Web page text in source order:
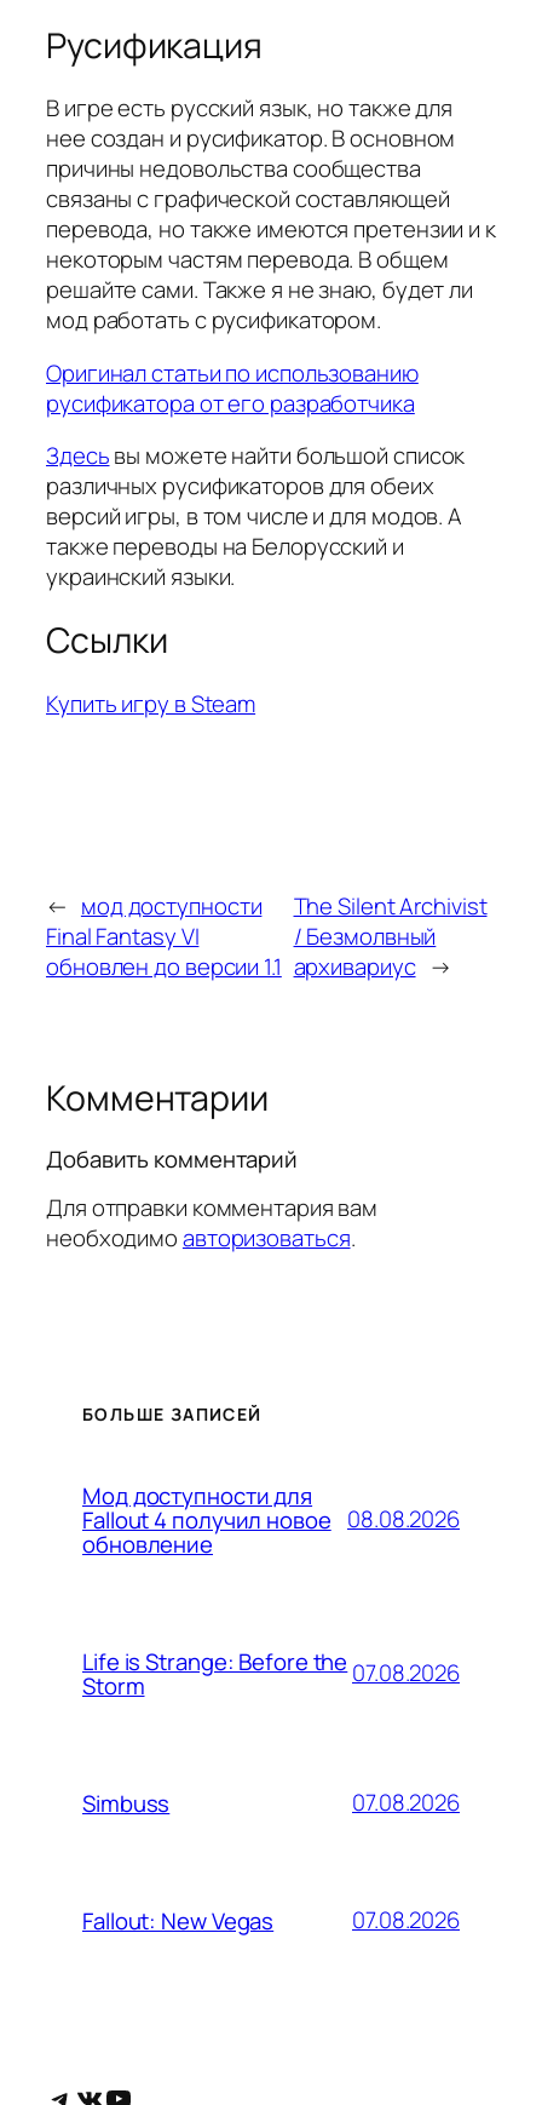
Русификация
В игре есть русский язык, но также для
нее создан и русификатор. В основном
причины недовольства сообщества
связаны с графической составляющей
перевода, но также имеются претензии и к
некоторым частям перевода. В общем
решайте сами. Также я не знаю, будет ли
мод работать с русификатором.
Оригинал статьи по использованию
русификатора от его разработчика
Здесьвы можете найти большой список
различных русификаторов для обеих
версий игры, в том числе и для модов. А
также переводы на Белорусский и
украинский языки.
Ссылки
Купить игру в Steam
← мод доступности
Final Fantasy VI
обновлен до версии 1.1
The Silent Archivist
/ Безмолвный
архивариус →
Комментарии
Добавить комментарий
Для отправки комментария вам
необходимоавторизоваться.
БОЛЬШЕ ЗАПИСЕЙ
Мод доступности для
Fallout 4 получил новое
обновление
08.08.2026
Life is Strange: Before the
Storm 07.08.2026
Simbuss 07.08.2026
Fallout: New Vegas 07.08.2026
Telegram
ВКонтакте
YouTube